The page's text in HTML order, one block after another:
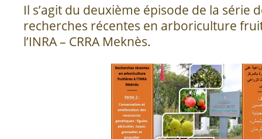
Il s’agit du deuxième épisode de la série
recherches récentes en arboriculture
l’INRA – CRRA Meknès.